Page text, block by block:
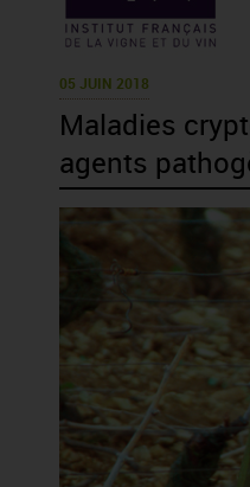
05 JUIN 2018
Maladies
agents